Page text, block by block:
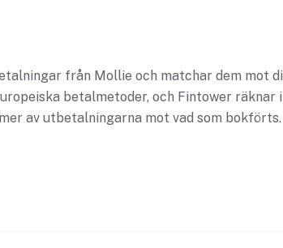
från Mollie och matchar dem mot
betalmetoder, och Fintower räknar
av utbetalningarna mot vad som